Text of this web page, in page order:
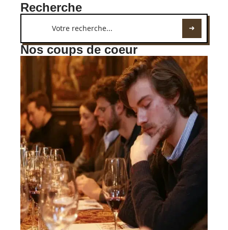
Recherche
Nos coups de coeur